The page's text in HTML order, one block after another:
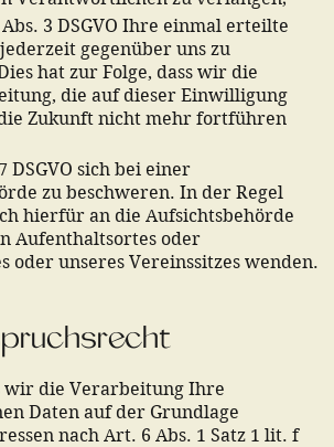
3 DSGVO Ihre einmal erteilte
gegenüber uns zu
hat zur Folge, dass wir die
die auf dieser Einwilligung
Zukunft nicht mehr fortführen
DSGVO sich bei einer
zu beschweren. In der Regel
hierfür an die Aufsichtsbehörde
Aufenthaltsortes oder
oder unseres Vereinssitzes wenden.
wir die Verarbeitung Ihre
Daten auf der Grundlage
nach Art. 6 Abs. 1 Satz 1 lit. f